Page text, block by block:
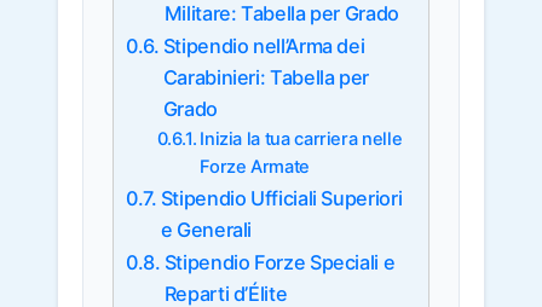
Militare: Tabella per Grado
Stipendio nell’Arma dei
Carabinieri: Tabella per
Grado
Inizia la tua carriera nelle
Forze Armate
Stipendio Ufficiali Superiori
e Generali
Stipendio Forze Speciali e
Reparti d’Élite